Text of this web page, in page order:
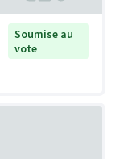
Soumise au
vote